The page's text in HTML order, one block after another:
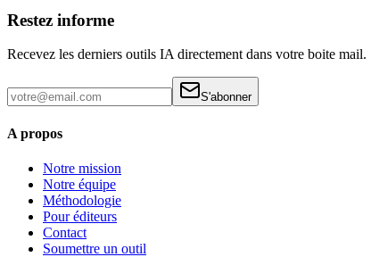
Restez informe
Recevez les derniers outils IA directement dans votre boite mail.
S'abonner
A propos
Notre mission
Notre équipe
Méthodologie
Pour éditeurs
Contact
Soumettre un outil